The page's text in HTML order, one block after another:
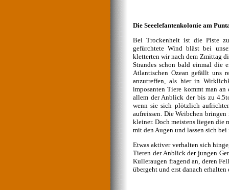
Die Seeelefantenkolonie am
Bei Trockenheit ist die Piste
gefürchtete Wind bläst bei
kletterten wir nach dem Zmittag
Strandes schon bald einmal die
Atlantischen Ozean gefällt uns
anzutreffen, als hier in
imposanten Tiere kommt man an
allem der Anblick der bis zu
wenn sie sich plötzlich
aufreissen. Die Weibchen
kleiner. Doch meistens liegen die
mit den Augen und lassen sich
Etwas aktiver verhalten sich
Tieren der Anblick der jungen
Kulleraugen fragend an, deren
übergeht und erst danach